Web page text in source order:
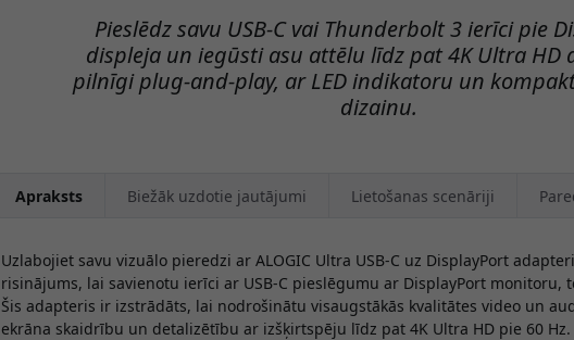
Pieslēdz savu USB-C vai Thunderbolt 3 ierīci pie
displeja un iegūsti asu attēlu līdz pat 4K Ultra HD
pilnīgi plug-and-play, ar LED indikatoru un
dizainu.
Apraksts Biežāk uzdotie jautājumi Lietošanas scenāriji
Uzlabojiet savu vizuālo pieredzi ar ALOGIC Ultra USB-C uz DisplayPort
risinājums, lai savienotu ierīci ar USB-C pieslēgumu ar DisplayPort monitoru,
Šis adapteris ir izstrādāts, lai nodrošinātu visaugstākās kvalitātes video un
ekrāna skaidrību un detalizētību ar izšķirtspēju līdz pat 4K Ultra HD pie 60